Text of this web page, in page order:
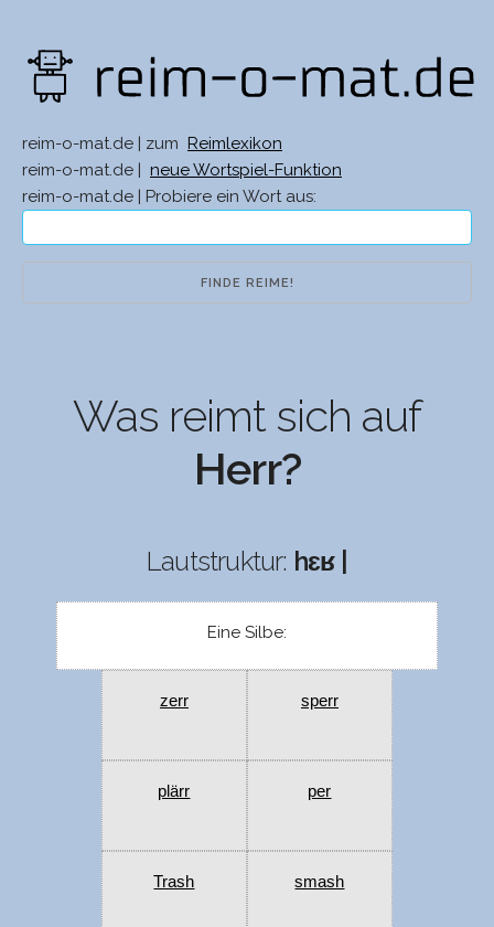
reim-o-mat.de | zum
Reimlexikon
reim-o-mat.de |
neue Wortspiel-Funktion
reim-o-mat.de | Probiere ein Wort aus:
Was reimt sich auf
Herr?
Lautstruktur: hɛʁ |
Eine Silbe:
zerr sperr
plärr per
Trash smash